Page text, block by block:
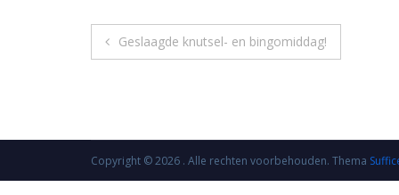
Bericht
Geslaagde knutsel- en bingomiddag!
Copyright © 2026 . Alle rechten voorbehouden. Thema